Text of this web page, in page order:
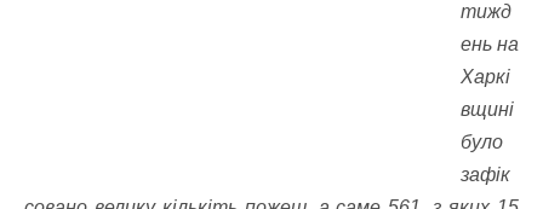
тижд
ень на
Харкі
вщині
було
зафік